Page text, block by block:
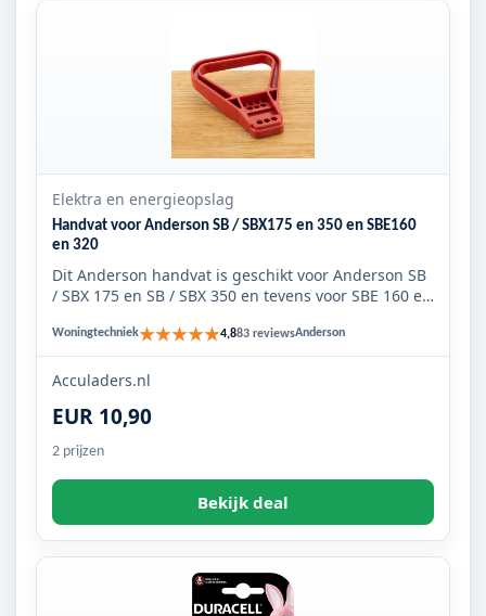
Elektra en energieopslag
Handvat voor Anderson SB / SBX175 en 350 en SBE160
en 320
Dit Anderson handvat is geschikt voor Anderson SB
/ SBX 175 en SB / SBX 350 en tevens voor SBE 160 en
Woningtechniek★★★★★4,883 reviewsAnderson
Acculaders.nl
EUR 10,90
2 prijzen
Bekijk deal